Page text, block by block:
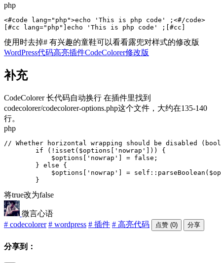
php
<#code lang="php">echo 'This is php code' ;<#/code>
[#cc lang="php"]echo 'This is php code' ;[#cc]
使用时去掉# 有兴趣的童鞋可以看看露兜对样式的修改版
WordPress代码高亮插件CodeColorer修改版
补充
CodeColorer 长代码自动换行 在插件里找到
codecolorer/codecolorer-options.php这个文件，大约在135-140
行。
php
// Whether horizontal wrapping should be disabled
        if (!isset($options['nowrap'])) {
            $options['nowrap'] = false;
        } else {
$options['nowrap'] =
        }
将true改为false
微言心语
# codecolorer # wordpress # 插件 # 高亮代码 点赞 (0) 分享
分享到：